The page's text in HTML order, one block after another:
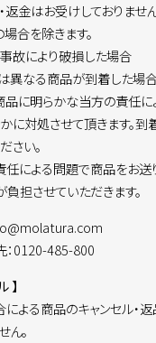
返金はお受けしておりません
合を除きます。
故により破損した場合
は異なる商品が到着した場
品に明らかな当方の責任に
に対処させて頂きます。
さい。
による問題で商品をお送
担させていただきます。
：0120-485-800
】
よる商品のキャンセル・
ん。